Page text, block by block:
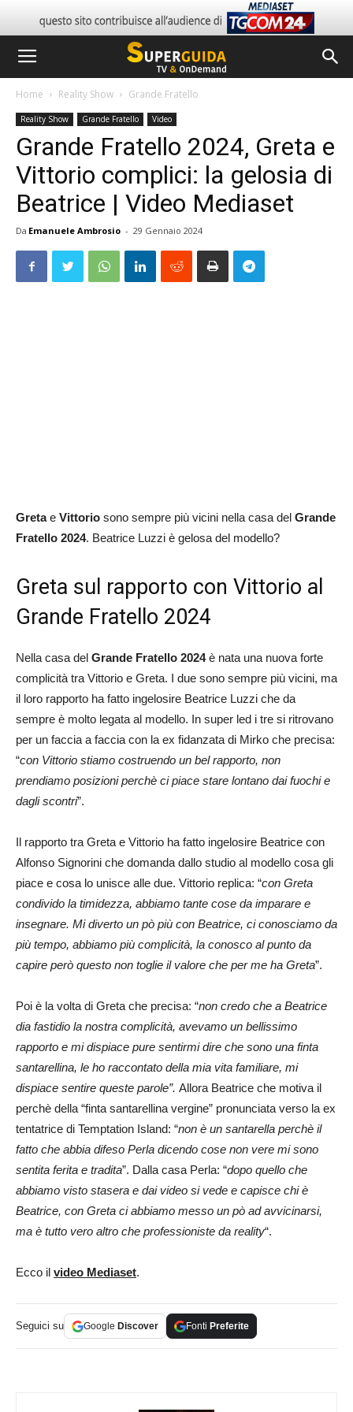
Home Reality Show Grande Fratello
Reality Show Grande Fratello Video
Grande Fratello 2024, Greta e
Vittorio complici: la gelosia di
Beatrice | Video Mediaset
Da Emanuele Ambrosio - 29 Gennaio 2024
Gretae Vittorio sono sempre più vicini nella casa del Grande
Fratello 2024. Beatrice Luzzi è gelosa del modello?
Greta sul rapporto con Vittorio al
Grande Fratello 2024
Nella casa del Grande Fratello 2024è nata una nuova forte
complicità tra Vittorio e Greta. I due sono sempre più vicini, ma
il loro rapporto ha fatto ingelosire Beatrice Luzzi che da
sempre è molto legata al modello. In super led i tre si ritrovano
per un faccia a faccia con la ex fidanzata di Mirko che precisa:
“con Vittorio stiamo costruendo un bel rapporto, non
prendiamo posizioni perchè ci piace stare lontano dai fuochi e
dagli scontri”.
Il rapporto tra Greta e Vittorio ha fatto ingelosire Beatrice con
Alfonso Signorini che domanda dallo studio al modello cosa gli
piace e cosa lo unisce alle due. Vittorio replica: “con Greta
condivido la timidezza, abbiamo tante cose da imparare e
insegnare. Mi diverto un pò più con Beatrice, ci conosciamo da
più tempo, abbiamo più complicità, la conosco al punto da
capire però questo non toglie il valore che per me ha Greta”.
Poi è la volta di Greta che precisa: “non credo che a Beatrice
dia fastidio la nostra complicità, avevamo un bellissimo
rapporto e mi dispiace pure sentirmi dire che sono una finta
santarellina, le ho raccontato della mia vita familiare, mi
dispiace sentire queste parole”. Allora Beatrice che motiva il
perchè della “finta santarellina vergine” pronunciata verso la ex
tentatrice di Temptation Island: “non è un santarella perchè il
fatto che abbia difeso Perla dicendo cose non vere mi sono
sentita ferita e tradita”. Dalla casa Perla: “dopo quello che
abbiamo visto stasera e dai video si vede e capisce chi è
Beatrice, con Greta ci abbiamo messo un pò ad avvicinarsi,
ma è tutto vero altro che professioniste da reality“.
Ecco il video Mediaset.
Seguici su Google Discover Fonti Preferite